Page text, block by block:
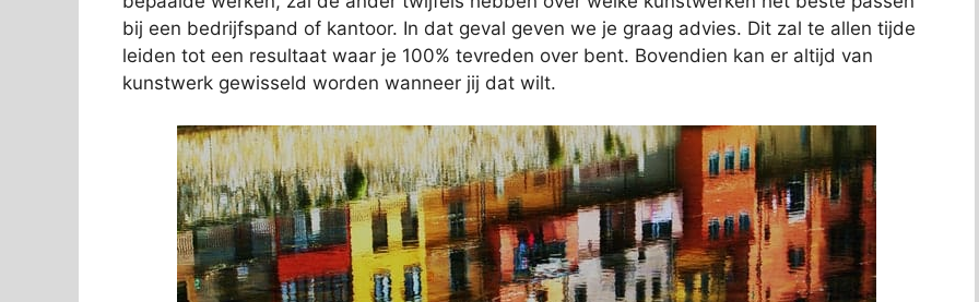
bij een bedrijfspand of kantoor. In dat geval geven we je graag advies. Dit zal te allen tijde
leiden tot een resultaat waar je 100% tevreden over bent. Bovendien kan er altijd van
kunstwerk gewisseld worden wanneer jij dat wilt.